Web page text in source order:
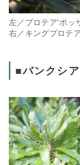
左／プロテア‘ポッ
右／キングプロテ
■バンクシ